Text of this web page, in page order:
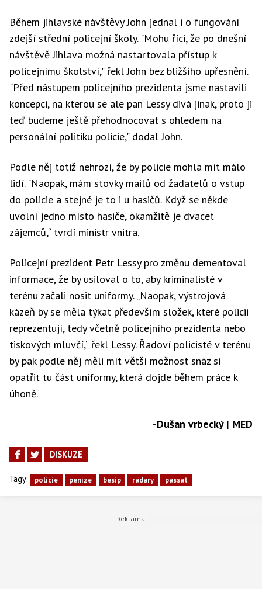
Během jihlavské návštěvy John jednal i o fungování
zdejší střední policejní školy. "Mohu říci, že po dnešní
návštěvě Jihlava možná nastartovala přístup k
policejnímu školství," řekl John bez bližšího upřesnění.
"Před nástupem policejního prezidenta jsme nastavili
koncepci, na kterou se ale pan Lessy divá jinak, proto ji
teď budeme ještě přehodnocovat s ohledem na
personální politiku policie," dodal John.
Podle něj totiž nehrozí, že by policie mohla mít málo
lidí. "Naopak, mám stovky mailů od žadatelů o vstup
do policie a stejné je to i u hasičů. Když se někde
uvolní jedno místo hasiče, okamžitě je dvacet
zájemců,“ tvrdí ministr vnitra.
Policejní prezident Petr Lessy pro změnu dementoval
informace, že by usiloval o to, aby kriminalisté v
terénu začali nosit uniformy. „Naopak, výstrojová
kázeň by se měla týkat především složek, které policii
reprezentují, tedy včetně policejního prezidenta nebo
tiskových mluvčí,“ řekl Lessy. Řadoví policisté v terénu
by pak podle něj měli mít větší možnost snáz si
opatřit tu část uniformy, která dojde během práce k
úhoně.
-Dušan vrbecký | MED
DISKUZE
Tagy: policie peníze besip radary passat